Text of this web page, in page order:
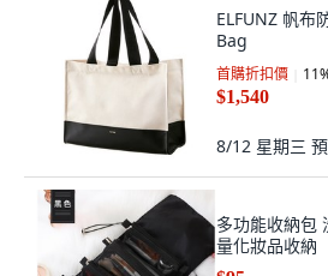
首購折扣價 11
$1,540
8/12 星期三
多功能收納包
$95
8/14 星期五